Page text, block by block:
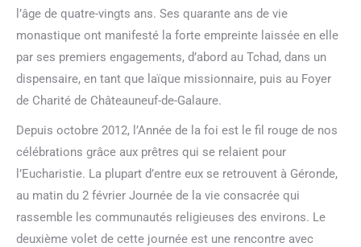
l’âge de quatre-vingts ans. Ses quarante ans de vie
monastique ont manifesté la forte empreinte laissée en elle
par ses premiers engagements, d’abord au Tchad, dans un
dispensaire, en tant que laïque missionnaire, puis au Foyer
de Charité de Châteauneuf-de-Galaure.
Depuis octobre 2012, l’Année de la foi est le fil rouge de nos
célébrations grâce aux prêtres qui se relaient pour
l’Eucharistie. La plupart d’entre eux se retrouvent à Géronde,
au matin du 2 février Journée de la vie consacrée qui
rassemble les communautés religieuses des environs. Le
deuxième volet de cette journée est une rencontre avec